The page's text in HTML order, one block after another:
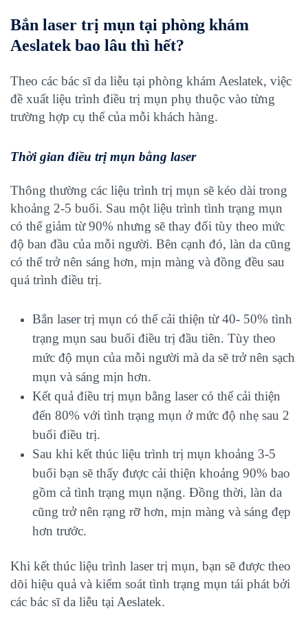
Bắn laser trị mụn tại phòng khám
Aeslatek bao lâu thì hết?
Theo các bác sĩ da liễu tại phòng khám Aeslatek, việc
đề xuất liệu trình điều trị mụn phụ thuộc vào từng
trường hợp cụ thể của mỗi khách hàng.
Thời gian điều trị mụn bằng laser
Thông thường các liệu trình trị mụn sẽ kéo dài trong
khoảng 2-5 buổi. Sau một liệu trình tình trạng mụn
có thể giảm từ 90% nhưng sẽ thay đổi tùy theo mức
độ ban đầu của mỗi người. Bên cạnh đó, làn da cũng
có thể trở nên sáng hơn, mịn màng và đồng đều sau
quá trình điều trị.
Bắn laser trị mụn có thể cải thiện từ 40- 50% tình
trạng mụn sau buổi điều trị đầu tiên. Tùy theo
mức độ mụn của mỗi người mà da sẽ trở nên sạch
mụn và sáng mịn hơn.
Kết quả điều trị mụn bằng laser có thể cải thiện
đến 80% với tình trạng mụn ở mức độ nhẹ sau 2
buổi điều trị.
Sau khi kết thúc liệu trình trị mụn khoảng 3-5
buổi bạn sẽ thấy được cải thiện khoảng 90% bao
gồm cả tình trạng mụn nặng. Đồng thời, làn da
cũng trở nên rạng rỡ hơn, mịn màng và sáng đẹp
hơn trước.
Khi kết thúc liệu trình laser trị mụn, bạn sẽ được theo
dõi hiệu quả và kiểm soát tình trạng mụn tái phát bởi
các bác sĩ da liễu tại Aeslatek.